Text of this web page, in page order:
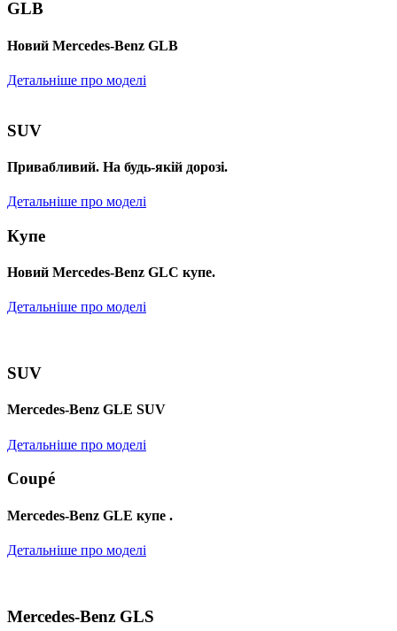
GLB
Новий Mercedes-Benz GLB
Детальніше про моделі
SUV
Привабливий. На будь-якій дорозі.
Детальніше про моделі
Купе
Новий Mercedes-Benz GLС купе.
Детальніше про моделі
SUV
Mercedes-Benz GLE SUV
Детальніше про моделі
Coupé
Mercedes-Benz GLE купе .
Детальніше про моделі
Mercedes-Benz GLS